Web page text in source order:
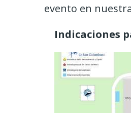
evento en
Indicaciones